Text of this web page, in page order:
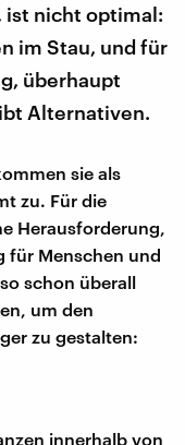
ist nicht optimal:
im Stau, und für
überhaupt
Alternativen.
sie als
zu. Für die
Herausforderung,
für Menschen und
schon überall
um den
zu gestalten:
innerhalb von